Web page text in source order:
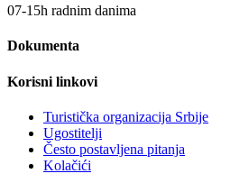
07-15h radnim danima
Dokumenta
Korisni linkovi
Turistička organizacija Srbije
Ugostitelji
Često postavljena pitanja
Kolačići